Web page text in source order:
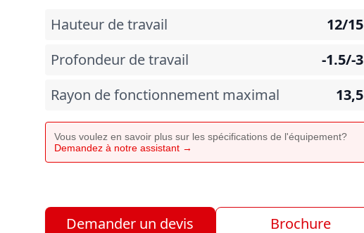
Hauteur de travail 12/15
Profondeur de travail
-1.5/-3
Rayon de fonctionnement maximal
13,5
Vous voulez en savoir plus sur les spécifications de l'équipement?
Demandez à notre assistant →
Demander un devis Brochure